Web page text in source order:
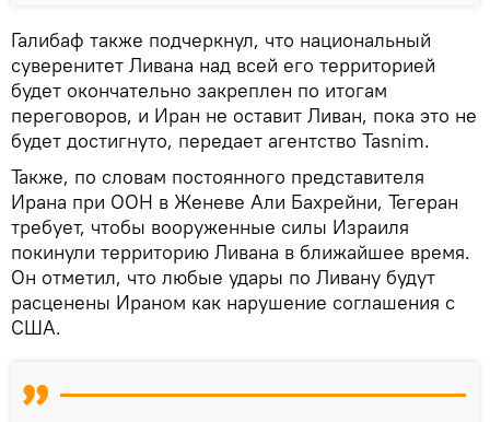
Галибаф также подчеркнул, что национальный
суверенитет Ливана над всей его территорией
будет окончательно закреплен по итогам
переговоров, и Иран не оставит Ливан, пока это не
будет достигнуто, передает агентство Tasnim.
Также, по словам постоянного представителя
Ирана при ООН в Женеве Али Бахрейни, Тегеран
требует, чтобы вооруженные силы Израиля
покинули территорию Ливана в ближайшее время.
Он отметил, что любые удары по Ливану будут
расценены Ираном как нарушение соглашения с
США.